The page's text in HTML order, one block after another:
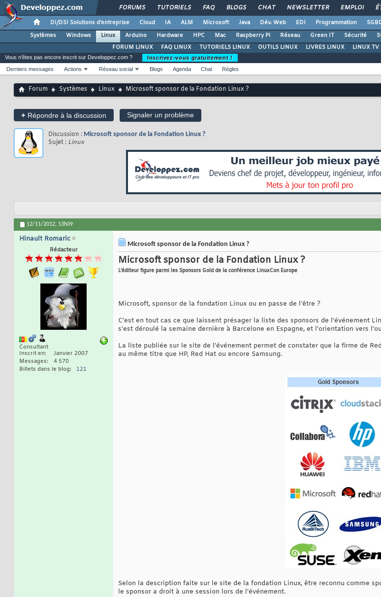
FORUMS TUTORIELS FAQ BLOGS CHAT NEWSLETTER EMPLOI
DI/DSI Solutions d'entreprise Cloud IA ALM Microsoft Java Dév. Web EDI Programmation
Systèmes
Windows Linux Arduino Hardware HPC Mac Raspberry Pi Réseau Green IT Sécurité
FORUM LINUX
FAQ LINUX TUTORIELS LINUX OUTILS LINUX LIVRES LINUX LINUX TV
Vous n'êtes pas encore inscrit sur Developpez.com ?
Inscrivez-vous gratuitement !
Derniers messages
Actions Réseau social Blogs Agenda Chat Règles
Forum Systèmes Linux Microsoft sponsor de la Fondation Linux ?
+ Répondre à la discussion Signaler un problème
Discussion : Microsoft sponsor de la Fondation Linux ?
Sujet : Linux
12/11/2012, 13h09
Hinault Romaric
Rédacteur
Consultant
Inscrit en
Janvier 2007
Messages
4 570
Billets dans le blog
121
Microsoft sponsor de la Fondation Linux ?
Microsoft sponsor de la Fondation Linux ?
L’éditeur figure parmi les Sponsors Gold de la conférence LinuxCon Europe
Microsoft, sponsor de la fondation Linux ou en passe de l’être ?
C’est en tout cas ce que laissent présager la liste des sponsors de l’événement
s’est déroulé la semaine dernière à Barcelone en Espagne, et l’orientation vers
La liste publiée sur le site de l’événement permet de constater que la firme de
au même titre que HP, Red Hat ou encore Samsung.
Selon la description faite sur le site de la fondation Linux, être reconnu comme
le sponsor a droit à une session lors de l’événement.